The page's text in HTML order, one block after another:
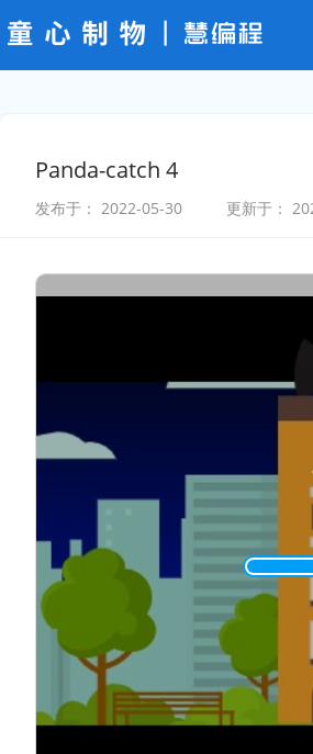
Panda-catch 4
发布于： 2022-05-30 更新于：